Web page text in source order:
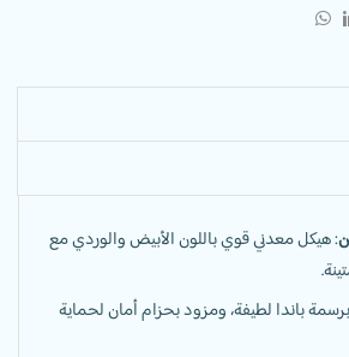
: هيكل معدني قوي باللون الأبيض والوردي مع
باندا لطيفة، ومزود بحزام أمان لحماية